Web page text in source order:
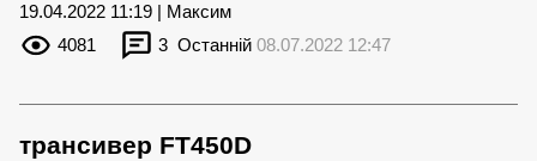
19.04.2022 11:19 | Максим
4081
3 Останній 08.07.2022 12:47
трансивер FT450D